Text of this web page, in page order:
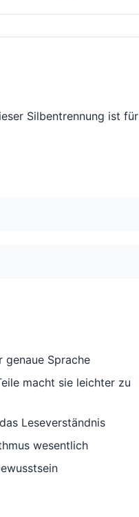
Silbentrennung ist für
Sprache
macht sie leichter zu
Leseverständnis
wesentlich